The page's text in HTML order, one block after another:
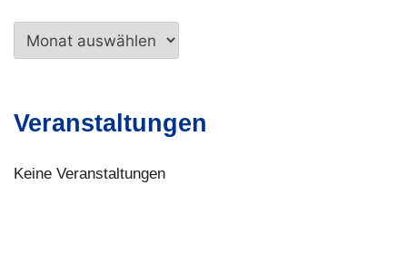
Archiv
Veranstaltungen
Keine Veranstaltungen